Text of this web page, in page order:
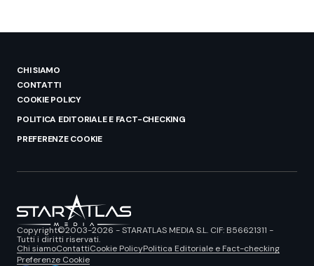
CHI SIAMO
CONTATTI
COOKIE POLICY
POLITICA EDITORIALE E FACT-CHECKING
PREFERENZE COOKIE
Copyright©2003-2026 - STARATLAS MEDIA S.L. CIF: B56621311 -
Tutti i diritti riservati.
Chi siamoContattiCookie PolicyPolitica Editoriale e Fact-checking
Preferenze Cookie